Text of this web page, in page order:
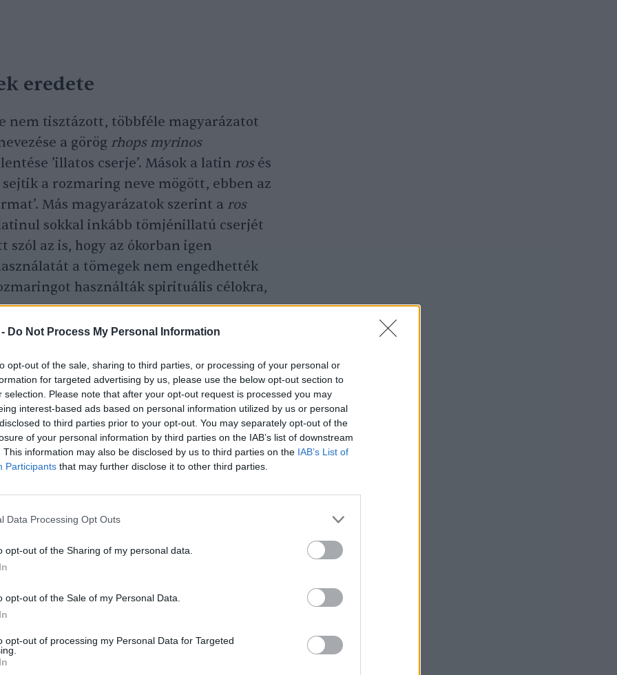
Do Not Process My Personal Information
opt-out of the sale, sharing to third parties, or processing of your personal or
for targeted advertising by us, please use the below opt-out section to
selection. Please note that after your opt-out request is processed you may
interest-based ads based on personal information utilized by us or personal
to third parties prior to your opt-out. You may separately opt-out of the
of your personal information by third parties on the IAB’s list of downstream
This information may also be disclosed by us to third parties on the IAB’s List of
Participants that may further disclose it to other third parties.
Data Processing Opt Outs
opt-out of the Sharing of my personal data.
opt-out of the Sale of my Personal Data.
opt-out of processing my Personal Data for Targeted
eredete
nem tisztázott, többféle magyarázatot
a görög rhops myrinos
’illatos cserje’. Mások a latin rosés
a rozmaring neve mögött, ebben az
Más magyarázatok szerint a ros
sokkal inkább tömjénillatú cserjét
az is, hogy az ókorban igen
a tömegek nem engedhették
használták spirituális célokra,
hogy nem egy újhullámos
óta ismerik és használják,
Az Alpoktól északra, illetve
a telek, csak jóval később terjedt